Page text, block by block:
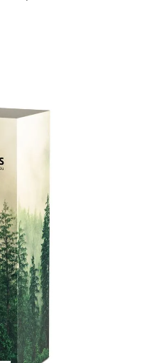
de nous fournir votre
adhésif intégral est faite
un présentoir
pour que nous puissions
nous contacter par mail
(+33 (0)7 89 31 89 39).